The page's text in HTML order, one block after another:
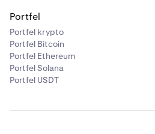
Portfel
Portfel krypto
Portfel Bitcoin
Portfel Ethereum
Portfel Solana
Portfel USDT